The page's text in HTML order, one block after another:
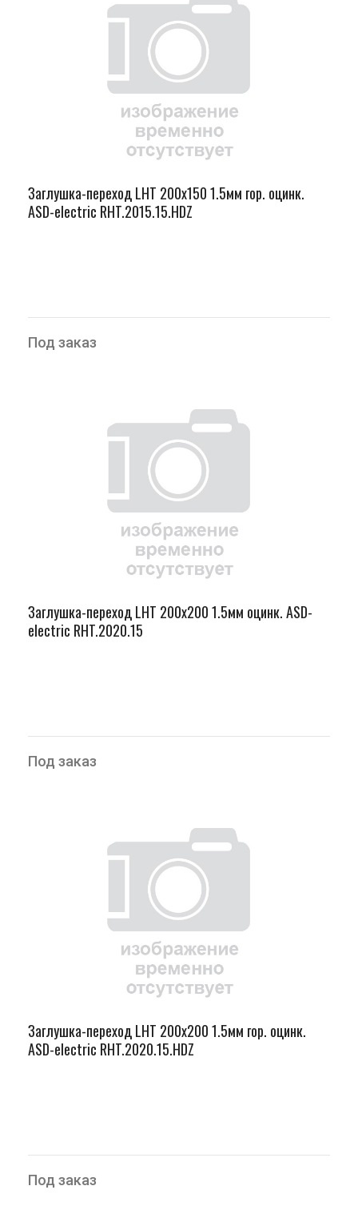
Заглушка-переход LHT 200х150 1.5мм гор. оцинк.
ASD-electric RHT.2015.15.HDZ
Под заказ
Заглушка-переход LHT 200х200 1.5мм оцинк. ASD-
electric RHT.2020.15
Под заказ
Заглушка-переход LHT 200х200 1.5мм гор. оцинк.
ASD-electric RHT.2020.15.HDZ
Под заказ